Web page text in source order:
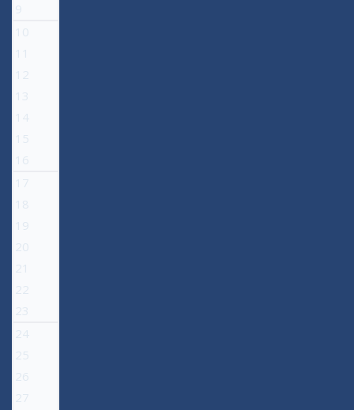
9
10
11
12
13
14
15
16
17
18
19
20
21
22
23
24
25
26
27